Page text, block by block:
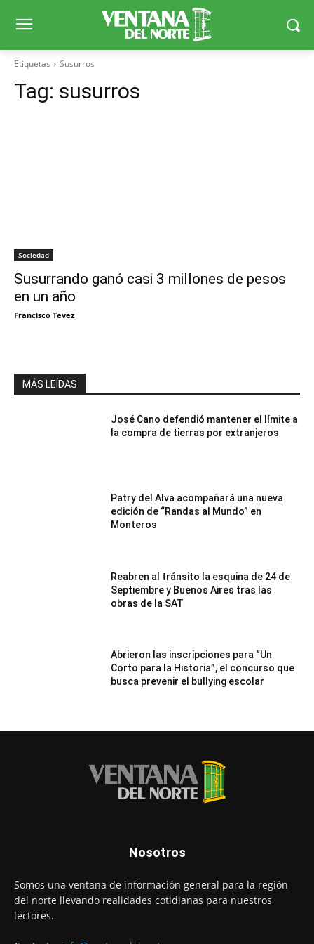
Etiquetas Susurros
Tag: susurros
Sociedad
Susurrando ganó casi 3 millones de pesos
en un año
Francisco Tevez
MÁS LEÍDAS
José Cano defendió mantener el límite a
la compra de tierras por extranjeros
Patry del Alva acompañará una nueva
edición de “Randas al Mundo” en
Monteros
Reabren al tránsito la esquina de 24 de
Septiembre y Buenos Aires tras las
obras de la SAT
Abrieron las inscripciones para “Un
Corto para la Historia”, el concurso que
busca prevenir el bullying escolar
Nosotros
Somos una ventana de información general para la región
del norte llevando realidades cotidianas para nuestros
lectores.